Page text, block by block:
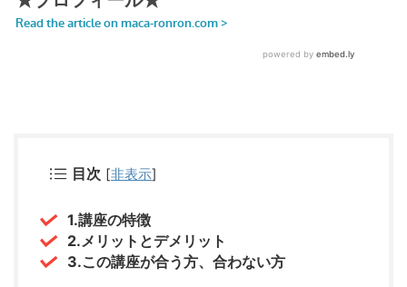
目次 [非表示]
1.講座の特徴
2.メリットとデメリット
3.この講座が合う方、合わない方